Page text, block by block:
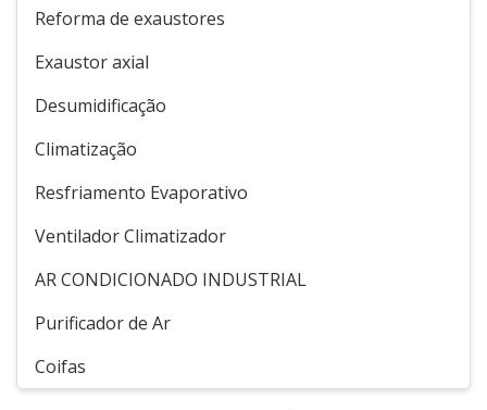
Reforma de exaustores
Exaustor axial
Desumidificação
Climatização
Resfriamento Evaporativo
Ventilador Climatizador
AR CONDICIONADO INDUSTRIAL
Purificador de Ar
Coifas